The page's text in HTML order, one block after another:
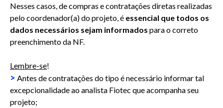
Nesses casos, de compras e contratações diretas realizadas
pelo coordenador(a) do projeto, é essencial que todos os
dados necessários sejam informados para o correto
preenchimento da NF.
Lembre-se!
> Antes de contratações do tipo é necessário informar tal
excepcionalidade ao analista Fiotec que acompanha seu
projeto;